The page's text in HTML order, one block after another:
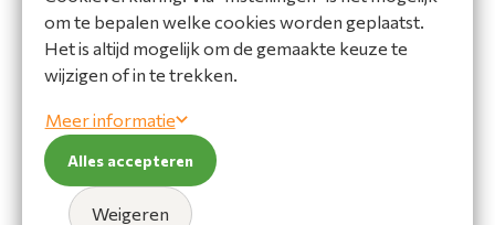
traditionele verwarmingssystemen?
Verlagen warmtepompen de CO₂-uitstoot?
Zijn moderne airconditioners milieuvriendelijk?
Hoe kan ik mijn warmtepomp of airconditioner
duurzamer maken?
om te bepalen welke cookies worden geplaatst.
Het is altijd mogelijk om de gemaakte keuze te
wijzigen of in te trekken.
Meer informatie
Weigeren
Alles accepteren